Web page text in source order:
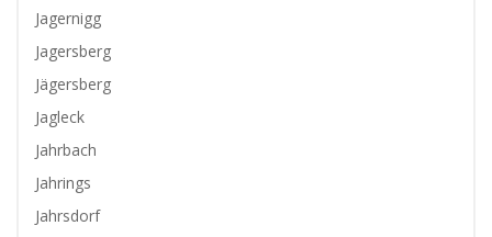
Jagernigg
Jagersberg
Jägersberg
Jagleck
Jahrbach
Jahrings
Jahrsdorf